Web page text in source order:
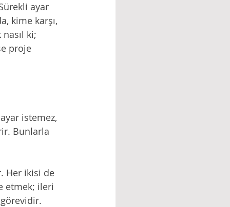
ayar
kime karşı,
ki;
proje
istemez,
Bunlarla
Her ikisi de
etmek; ileri